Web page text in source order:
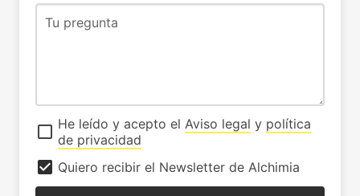
He leído y acepto el Aviso legal y política
de privacidad
Quiero recibir el Newsletter de Alchimia